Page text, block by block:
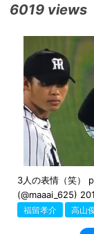
6019 views
3人の表情（笑）
(@maaai_625)
福留孝介
高山